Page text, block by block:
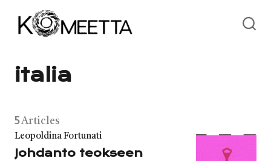
italia
5Articles
Category
Leopoldina Fortunati
Johdanto teokseen